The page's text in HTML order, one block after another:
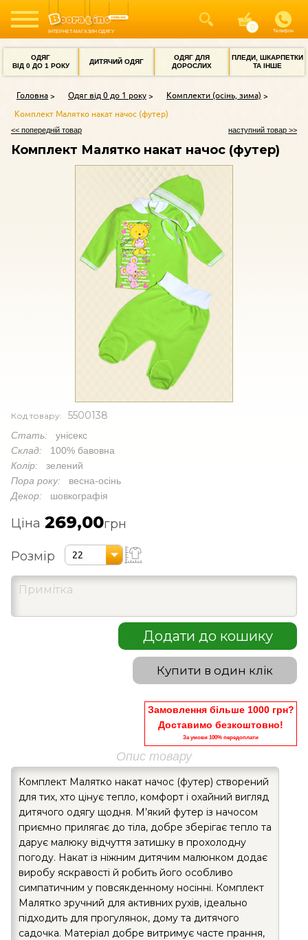
ІНТЕРНЕТ-МАГАЗИН ОДЯГУ Телефон
ОДЯГ
ВІД 0 ДО 1 РОКУ
ДИТЯЧИЙ ОДЯГ
ОДЯГ ДЛЯ
ДОРОСЛИХ
ПЛЕДИ, ШКАРПЕТКИ
ТА ІНШЕ
Головна Одяг від 0 до 1 року
Комплекти (осінь, зима)
Комплект Малятко накат начос (футер)
<< попередній товар наступний товар >>
Комплект Малятко накат начос (футер)
Код товару: 5500138
Стать: унісекс
Склад: 100% бавовна
Колір: зелений
Пора року: весна-осінь
Декор: шовкографія
Ціна 269,00грн
Розмір 22
Додати до кошику
Купити в один клік
Замовлення більше 1000 грн?
Доставимо безкоштовно!
За умови 100% передоплати
Опис товару
Комплект Малятко накат начос (футер) створений
для тих, хто цінує тепло, комфорт і охайний вигляд
дитячого одягу щодня. М’який футер із начосом
приємно прилягає до тіла, добре зберігає тепло та
дарує малюку відчуття затишку в прохолодну
погоду. Накат із ніжним дитячим малюнком додає
виробу яскравості й робить його особливо
симпатичним у повсякденному носінні. Комплект
Малятко зручний для активних рухів, ідеально
підходить для прогулянок, дому та дитячого
садочка. Матеріал добре витримує часте прання,